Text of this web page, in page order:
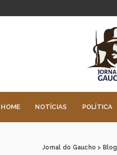
HOME NOTÍCIAS POLÍTICA
Jornal do Gaucho > Blog